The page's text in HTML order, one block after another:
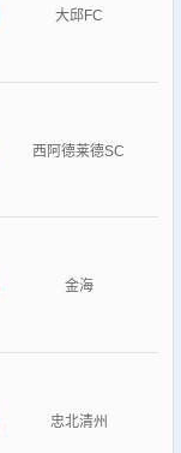
大邱FC
西阿德莱德SC
金海
忠北清州